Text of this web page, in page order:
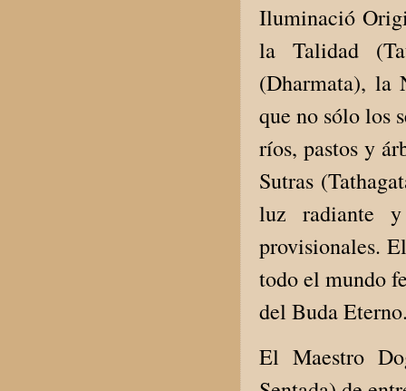
Iluminació
la Talidad
(Dharmata), la
que no sólo los
ríos, pastos y
Sutras
luz radiante y
provisionales.
todo el mundo
del Buda
El Maestro